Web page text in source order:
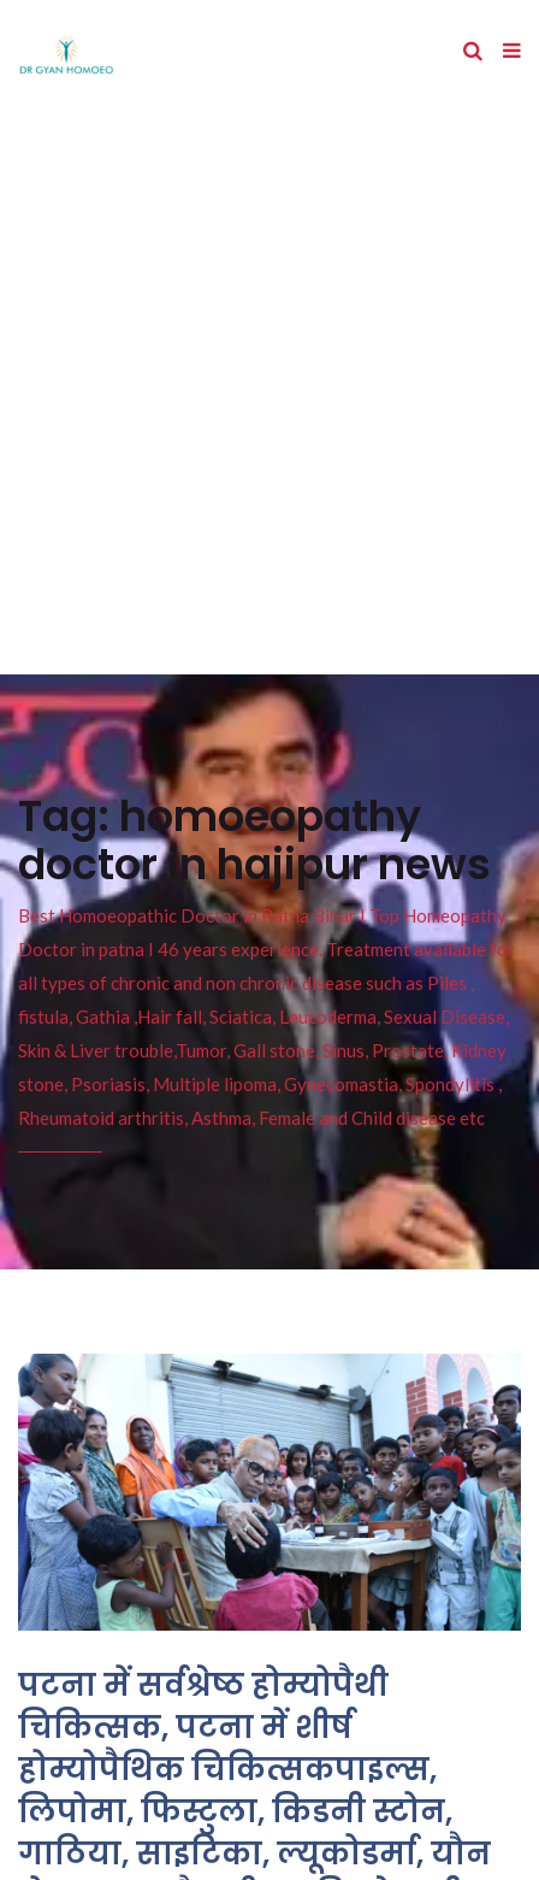
Tag:homoeopathy
doctor in hajipur news
Best Homoeopathic Doctor in Patna Bihar I Top Homeopathy
Doctor in patna I 46 years experience. Treatment available for
all types of chronic and non chronic disease such as Piles ,
fistula, Gathia ,Hair fall, Sciatica, Leucoderma, Sexual Disease,
Skin & Liver trouble,Tumor, Gall stone, Sinus, Prostate, Kidney
stone, Psoriasis, Multiple lipoma, Gynecomastia, Spondylitis ,
Rheumatoid arthritis, Asthma, Female and Child disease etc
पटना में सर्वश्रेष्ठ होम्योपैथी
चिकित्सक, पटना में शीर्ष
होम्योपैथिक चिकित्सकपाइल्स,
लिपोमा, फिस्टुला, किडनी स्टोन,
गाठिया, साइटिका, ल्यूकोडर्मा, यौन